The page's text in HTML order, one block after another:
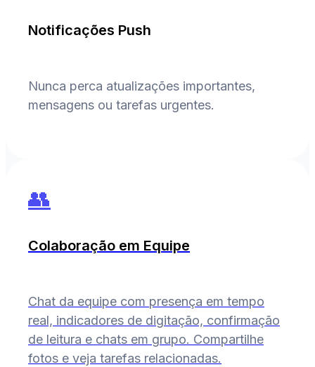
Notificações Push
Nunca perca atualizações importantes,
mensagens ou tarefas urgentes.
👥
Colaboração em Equipe
Chat da equipe com presença em tempo
real, indicadores de digitação, confirmação
de leitura e chats em grupo. Compartilhe
fotos e veja tarefas relacionadas.